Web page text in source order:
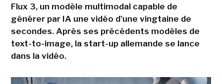
Flux 3, un modèle multimodal capable de
générer par IA une vidéo d'une vingtaine de
secondes. Après ses précédents modèles de
text-to-image, la start-up allemande se lance
dans la vidéo.